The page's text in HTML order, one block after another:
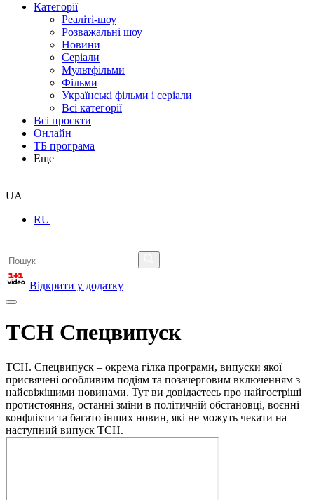
Категорії
Реаліті-шоу
Розважальні шоу
Новини
Серіали
Мультфільми
Фільми
Українські фільми і серіали
Всі категорії
Всі проєкти
Онлайн
ТБ програма
Еще
UA
RU
Відкрити у додатку
ТСН Спецвипуск
ТСН. Спецвипуск – окрема гілка програми, випуски якої
присвячені особливим подіям та позачерговим включенням з
найсвіжішими новинами. Тут ви довідаєтесь про найгостріші
протистояння, останні зміни в політичній обстановці, воєнні
конфлікти та багато інших новин, які не можуть чекати на
наступний випуск ТСН.